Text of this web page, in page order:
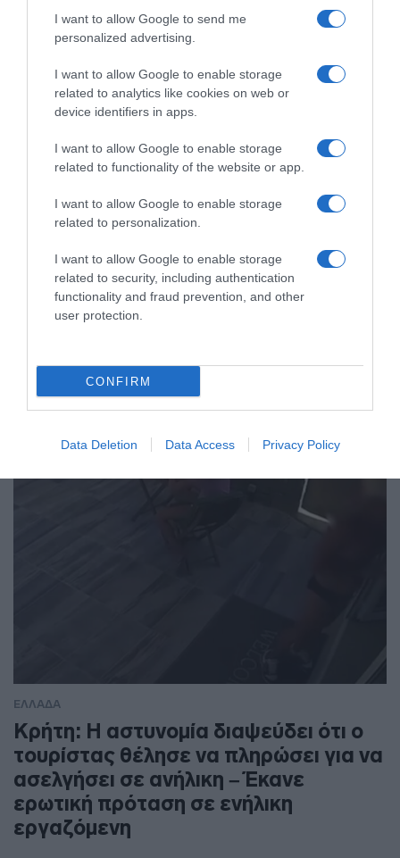
I want to allow Google to send me
personalized advertising.
I want to allow Google to enable storage
related to analytics like cookies on web or
device identifiers in apps.
I want to allow Google to enable storage
related to functionality of the website or app.
I want to allow Google to enable storage
related to personalization.
I want to allow Google to enable storage
related to security, including authentication
functionality and fraud prevention, and other
user protection.
CONFIRM
Data Deletion Data Access Privacy Policy
ΕΛΛΑΔΑ
Καταγγελία για ξυλοδαρμό
ειδικευόμενης γιατρού στον Ερυθρό
Σταυρό από γυναίκα ασθενή –
και να τη χτυπάει”
Η δράστιδα ήταν πιθανώς υπό την επήρεια αλκοόλ
ΕΛΛΑΔΑ
Κρήτη: Η αστυνομία διαψεύδει ότι ο
τουρίστας θέλησε να πληρώσει για να
ασελγήσει σε ανήλικη – Έκανε
ερωτική πρόταση σε ενήλικη
εργαζόμενη